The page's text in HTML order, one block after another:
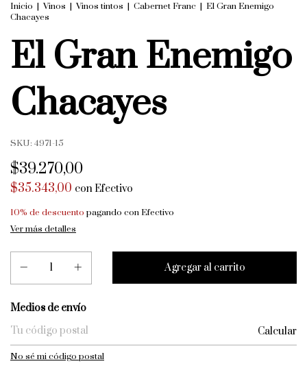
Inicio | Vinos | Vinos tintos | Cabernet Franc | El Gran Enemigo
Chacayes
El Gran Enemigo
Chacayes
SKU: 4971-15
$39.270,00
$35.343,00 conEfectivo
10% de descuento pagando con Efectivo
Ver más detalles
Entregas para el CP:
Medios de envío
Calcular
No sé mi código postal